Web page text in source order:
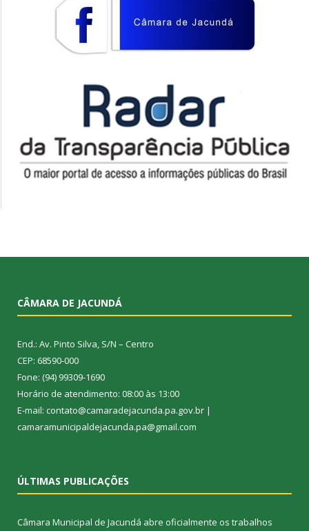
CÂMARA DE JACUNDÁ
End.: Av. Pinto Silva, S/N – Centro
CEP: 68590-000
Fone: (94) 99309-1690
Horário de atendimento: 08:00 às 13:00
E-mail: contato@camaradejacunda.pa.gov.br |
camaramunicipaldejacunda.pa@gmail.com
ÚLTIMAS PUBLICAÇÕES
Câmara Municipal de Jacundá abre oficialmente os trabalhos